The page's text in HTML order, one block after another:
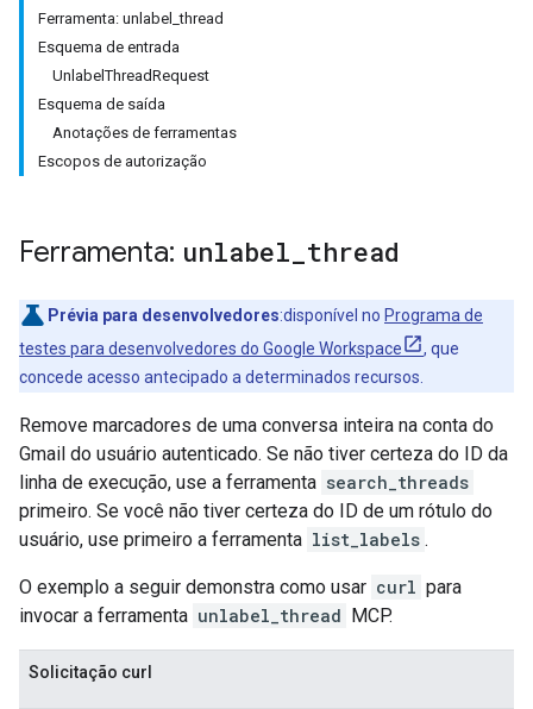
Ferramenta: unlabel_thread
Esquema de entrada
UnlabelThreadRequest
Esquema de saída
Anotações de ferramentas
Escopos de autorização
Ferramenta: unlabel thread
Prévia para desenvolvedores:disponível no Programa de
testes para desenvolvedores do Google Workspace
, que
concede acesso antecipado a determinados recursos.
Remove marcadores de uma conversa inteira na conta do
Gmail do usuário autenticado. Se não tiver certeza do ID da
linha de execução, use a ferramenta search_threads
primeiro. Se você não tiver certeza do ID de um rótulo do
usuário, use primeiro a ferramenta list_labels .
O exemplo a seguir demonstra como usar curl para
invocar a ferramenta unlabel_thread MCP.
Solicitação curl